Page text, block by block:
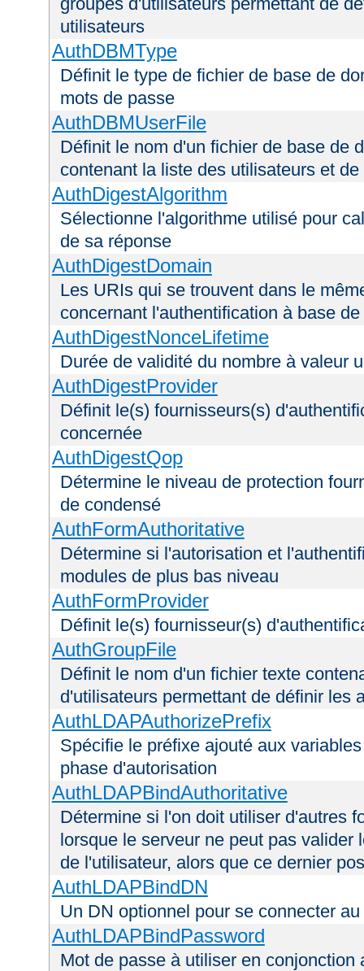
utilisateurs
AuthDBMType
Définit le type de fichier de base de
mots de passe
AuthDBMUserFile
Définit le nom d'un fichier de base de
contenant la liste des utilisateurs et
AuthDigestAlgorithm
Sélectionne l'algorithme utilisé pour
de sa réponse
AuthDigestDomain
Les URIs qui se trouvent dans le
concernant l'authentification à base
AuthDigestNonceLifetime
Durée de validité du nombre à valeur
AuthDigestProvider
Définit le(s) fournisseurs(s)
concernée
AuthDigestQop
Détermine le niveau de protection
de condensé
AuthFormAuthoritative
Détermine si l'autorisation et
modules de plus bas niveau
AuthFormProvider
Définit le(s) fournisseur(s)
AuthGroupFile
Définit le nom d'un fichier texte
d'utilisateurs permettant de définir les
AuthLDAPAuthorizePrefix
Spécifie le préfixe ajouté aux
phase d'autorisation
AuthLDAPBindAuthoritative
Détermine si l'on doit utiliser d'autres
lorsque le serveur ne peut pas valider
de l'utilisateur, alors que ce dernier
AuthLDAPBindDN
Un DN optionnel pour se connecter
AuthLDAPBindPassword
Mot de passe à utiliser en